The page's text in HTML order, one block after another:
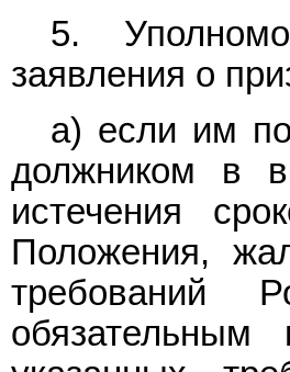
5.
заявления о
а) если им
должником в
истечения
Положения,
требований